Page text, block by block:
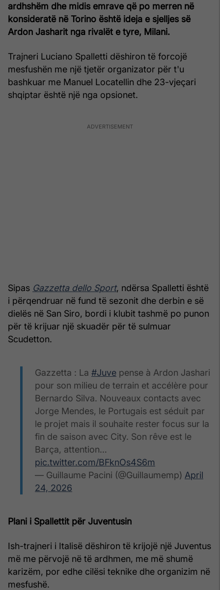
ardhshëm dhe midis emrave që po merren në
konsideratë në Torino është ideja e sjelljes së
Ardon Jasharit nga rivalët e tyre, Milani.
Trajneri Luciano Spalletti dëshiron të forcojë
mesfushën me një tjetër organizator për t'u
bashkuar me Manuel Locatellin dhe 23-vjeçari
shqiptar është një nga opsionet.
Sipas Gazzetta dello Sport, ndërsa Spalletti është
i përqendruar në fund të sezonit dhe derbin e së
dielës në San Siro, bordi i klubit tashmë po punon
për të krijuar një skuadër për të sulmuar
Scudetton.
Gazzetta : La #Juve pense à Ardon Jashari
pour son milieu de terrain et accélère pour
Bernardo Silva. Nouveaux contacts avec
Jorge Mendes, le Portugais est séduit par
le projet mais il souhaite rester focus sur la
fin de saison avec City. Son rêve est le
Barça, attention…
pic.twitter.com/BFknOs4S6m
— Guillaume Pacini (@Guillaumemp) April
24, 2026
Plani i Spallettit për Juventusin
Ish-trajneri i Italisë dëshiron të krijojë një Juventus
më me përvojë në të ardhmen, me më shumë
karizëm, por edhe cilësi teknike dhe organizim në
mesfushë.